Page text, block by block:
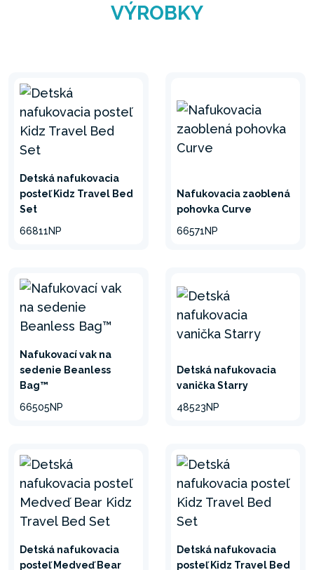
pohodlné. Ležérne a pohodlné pohovky sú
navrhnuté s hlbokými sedadlami a širokými
podrúčkami a navyše sú aerodynamické pre
sofistikovanú príťažlivosť.
VÝROBKY
Detská nafukovacia
posteľ Kidz Travel Bed
Set
66811NP
Nafukovacia zaoblená
pohovka Curve
66571NP
Nafukovací vak na
sedenie Beanless
Bag™
66505NP
Detská nafukovacia
vanička Starry
48523NP
Detská nafukovacia
posteľ Medveď Bear
Detská nafukovacia
posteľ Kidz Travel Bed